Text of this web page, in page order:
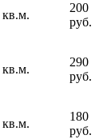
кв.м.
200
руб.
кв.м.
290
руб.
кв.м.
180
руб.